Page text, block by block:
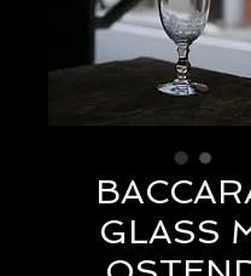
GLASS